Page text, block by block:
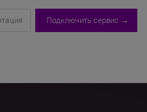
Подключить сервис →